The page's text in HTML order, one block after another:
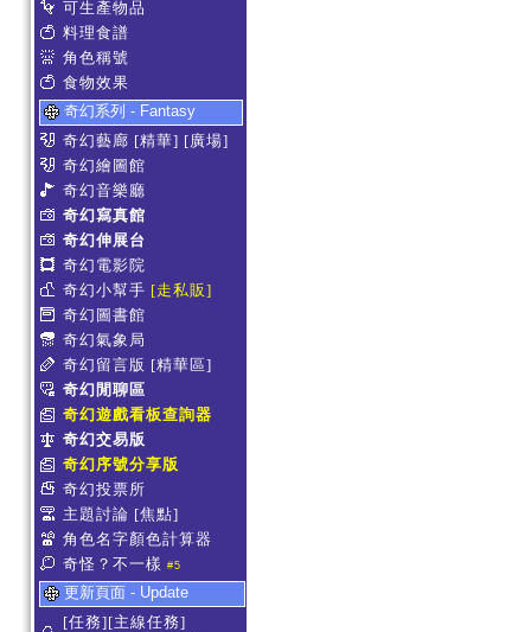
可生產物品
料理食譜
角色稱號
食物效果
奇幻系列 - Fantasy
奇幻藝廊 [精華] [廣場]
奇幻繪圖館
奇幻音樂廳
奇幻寫真館
奇幻伸展台
奇幻電影院
奇幻小幫手 [走私販]
奇幻圖書館
奇幻氣象局
奇幻留言版 [精華區]
奇幻閒聊區
奇幻遊戲看板查詢器
奇幻交易版
奇幻序號分享版
奇幻投票所
主題討論 [焦點]
角色名字顏色計算器
奇怪？不一樣 #5
更新頁面 - Update
[任務][主線任務]